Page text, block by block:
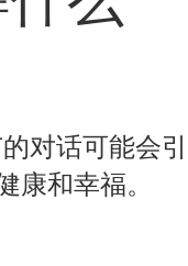
对话可能会
和幸福。